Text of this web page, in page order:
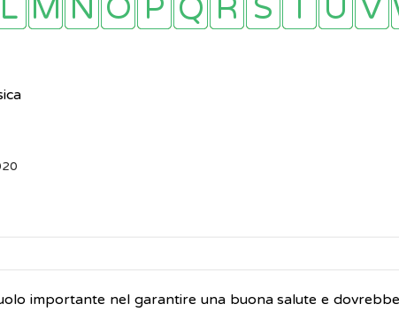
importante nel garantire una buona salute e